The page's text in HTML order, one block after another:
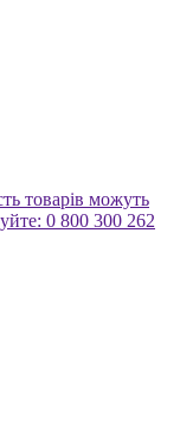
товарів можуть
0 800 300 262